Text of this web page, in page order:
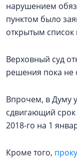
нарушением
пунктом было
открытым список
Верховный суд
решения пока не
Впрочем, в Думу
сдвигающий
2018-го на 1
Кроме того,